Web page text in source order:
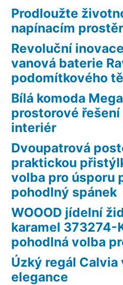
Prodloužte
napínacím
Revoluční
vanová baterie
podomítkového
Bílá komoda
prostorové
interiér
Dvoupatrová
praktickou
volba pro úsporu
pohodlný spánek
WOOOD jídelní
karamel 373274-
pohodlná volba
Úzký regál
elegance